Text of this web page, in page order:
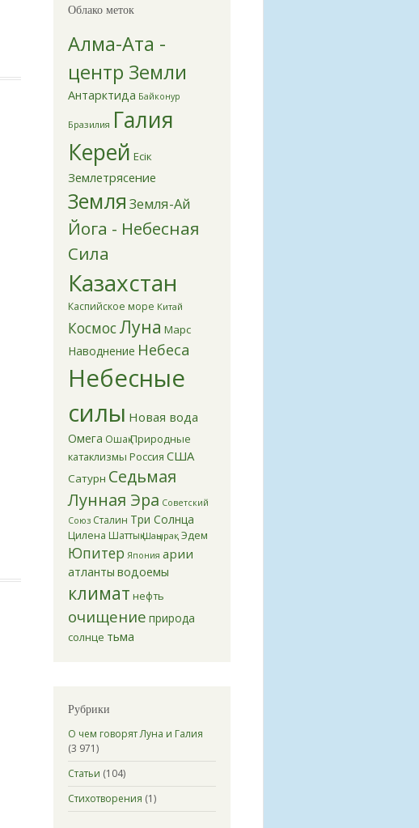
Облако меток
Алма-Ата -
центр Земли
Антарктида Байконур
Бразилия Галия
Керей Есік
Землетрясение
Земля Земля-Ай
Йога - Небесная
Сила
Казахстан
Каспийское море Китай
КосмосЛуна Марс
Наводнение Небеса
Небесные
силы Новая вода
Омега Ошақ Природные
катаклизмы Россия США
Сатурн Седьмая
Лунная Эра Советский
Союз Сталин Три Солнца
Цилена Шаттық Шаңырақ Эдем
Юпитер Япония арии
атланты водоемы
климат нефть
очищение природа
солнце тьма
Рубрики
О чем говорят Луна и Галия
(3 971)
Статьи (104)
Стихотворения (1)